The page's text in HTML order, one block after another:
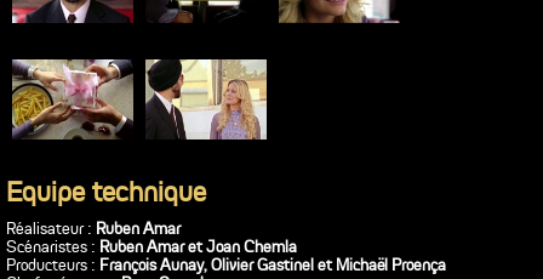
Equipe technique
Réalisateur : Ruben Amar
Scénaristes : Ruben Amar et Joan Chemla
Producteurs : François Aunay, Olivier Gastinel et Michaël Proença